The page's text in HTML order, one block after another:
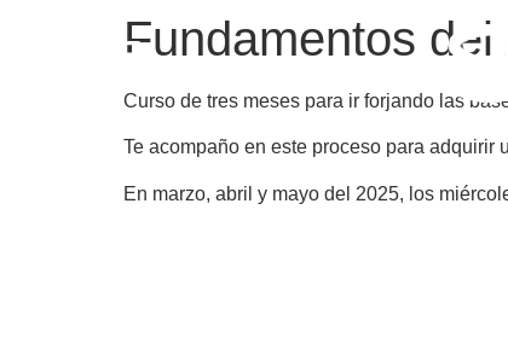
Fundamentos
Curso de tres meses para ir forjando las
Te acompaño en este proceso para
En marzo, abril y mayo del 2025, los